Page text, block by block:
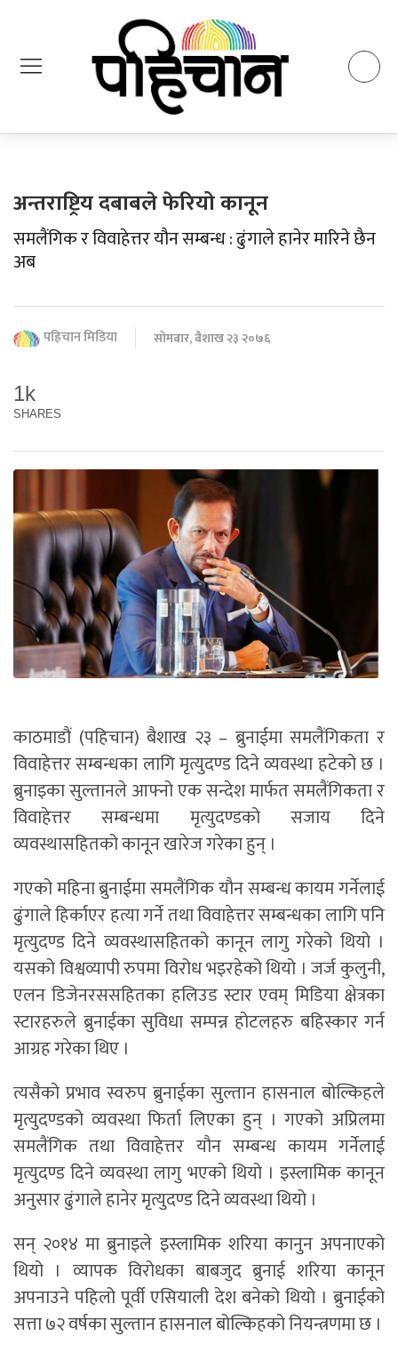
अन्तराष्ट्रिय दबाबले फेरियो कानून
समलैंगिक र विवाहेत्तर यौन सम्बन्ध : ढुंगाले हानेर मारिने छैन
अब
पहिचान मिडिया सोमबार, बैशाख २३ २०७६
1k
SHARES
काठमाडौं (पहिचान) बैशाख २३ – ब्रुनाईमा समलैंगिकता र
विवाहेत्तर सम्बन्धका लागि मृत्युदण्ड दिने व्यवस्था हटेको छ ।
ब्रुनाइका सुल्तानले आफ्नो एक सन्देश मार्फत समलैंगिकता र
विवाहेत्तर सम्बन्धमा मृत्युदण्डको सजाय दिने
व्यवस्थासहितको कानून खारेज गरेका हुन् ।
गएको महिना ब्रुनाईमा समलैंगिक यौन सम्बन्ध कायम गर्नेलाई
ढुंगाले हिर्काएर हत्या गर्ने तथा विवाहेत्तर सम्बन्धका लागि पनि
मृत्युदण्ड दिने व्यवस्थासहितको कानून लागु गरेको थियो ।
यसको विश्वव्यापी रुपमा विरोध भइरहेको थियो । जर्ज कुलुनी,
एलन डिजेनरससहितका हलिउड स्टार एवम् मिडिया क्षेत्रका
स्टारहरुले ब्रुनाईका सुविधा सम्पन्न होटलहरु बहिस्कार गर्न
आग्रह गरेका थिए ।
त्यसैको प्रभाव स्वरुप ब्रुनाईका सुल्तान हासनाल बोल्किहले
मृत्युदण्डको व्यवस्था फिर्ता लिएका हुन् । गएको अप्रिलमा
समलैंगिक तथा विवाहेत्तर यौन सम्बन्ध कायम गर्नेलाई
मृत्युदण्ड दिने व्यवस्था लागु भएको थियो । इस्लामिक कानून
अनुसार ढुंगाले हानेर मृत्युदण्ड दिने व्यवस्था थियो ।
सन् २०१४ मा ब्रुनाइले इस्लामिक शरिया कानुन अपनाएको
थियो । व्यापक विरोधका बाबजुद ब्रुनाई शरिया कानून
अपनाउने पहिलो पूर्वी एसियाली देश बनेको थियो । ब्रुनाईको
सत्ता ७२ वर्षका सुल्तान हासनाल बोल्किहको नियन्त्रणमा छ ।